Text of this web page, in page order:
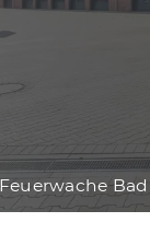
Feuerwache